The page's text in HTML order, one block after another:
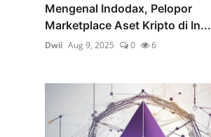
Mengenal Indodax, Pelopor
Marketplace Aset Kripto di In...
Dwii Aug 9, 2025 0 6